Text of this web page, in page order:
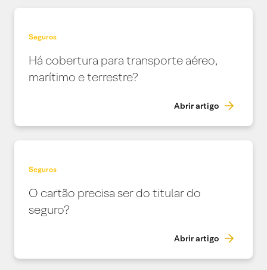
Seguros
Há cobertura para transporte aéreo,
marítimo e terrestre?
Abrir artigo
Seguros
O cartão precisa ser do titular do
seguro?
Abrir artigo